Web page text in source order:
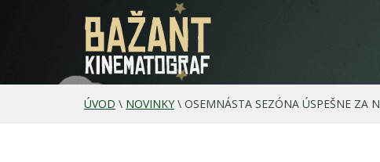
ÚVOD \ NOVINKY \ OSEMNÁSTA SEZÓNA ÚSPEŠNE ZA